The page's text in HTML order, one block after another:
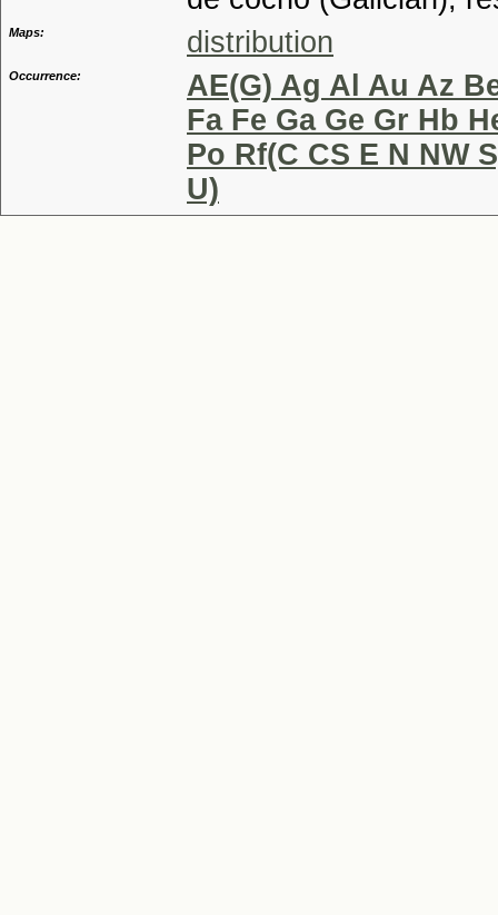
Maps: distribution
Occurrence:
AE(G) Ag Al Au Az
Fa Fe Ga Ge Gr Hb
Po Rf(C CS E N NW
U)